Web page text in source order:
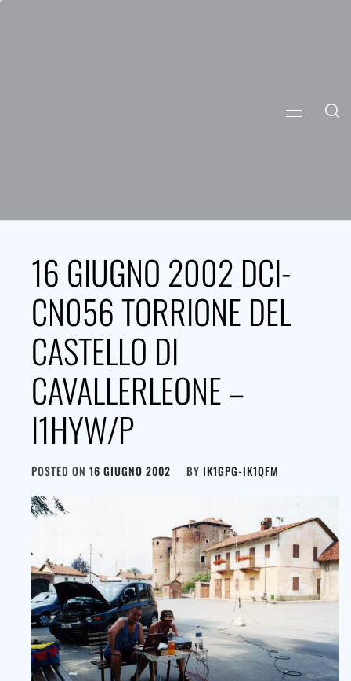
PRIMARY
16 GIUGNO 2002 DCI-
CN056 TORRIONE DEL
CASTELLO DI
CAVALLERLEONE –
I1HYW/P
POSTED ON 16 GIUGNO 2002 BY IK1GPG-IK1QFM